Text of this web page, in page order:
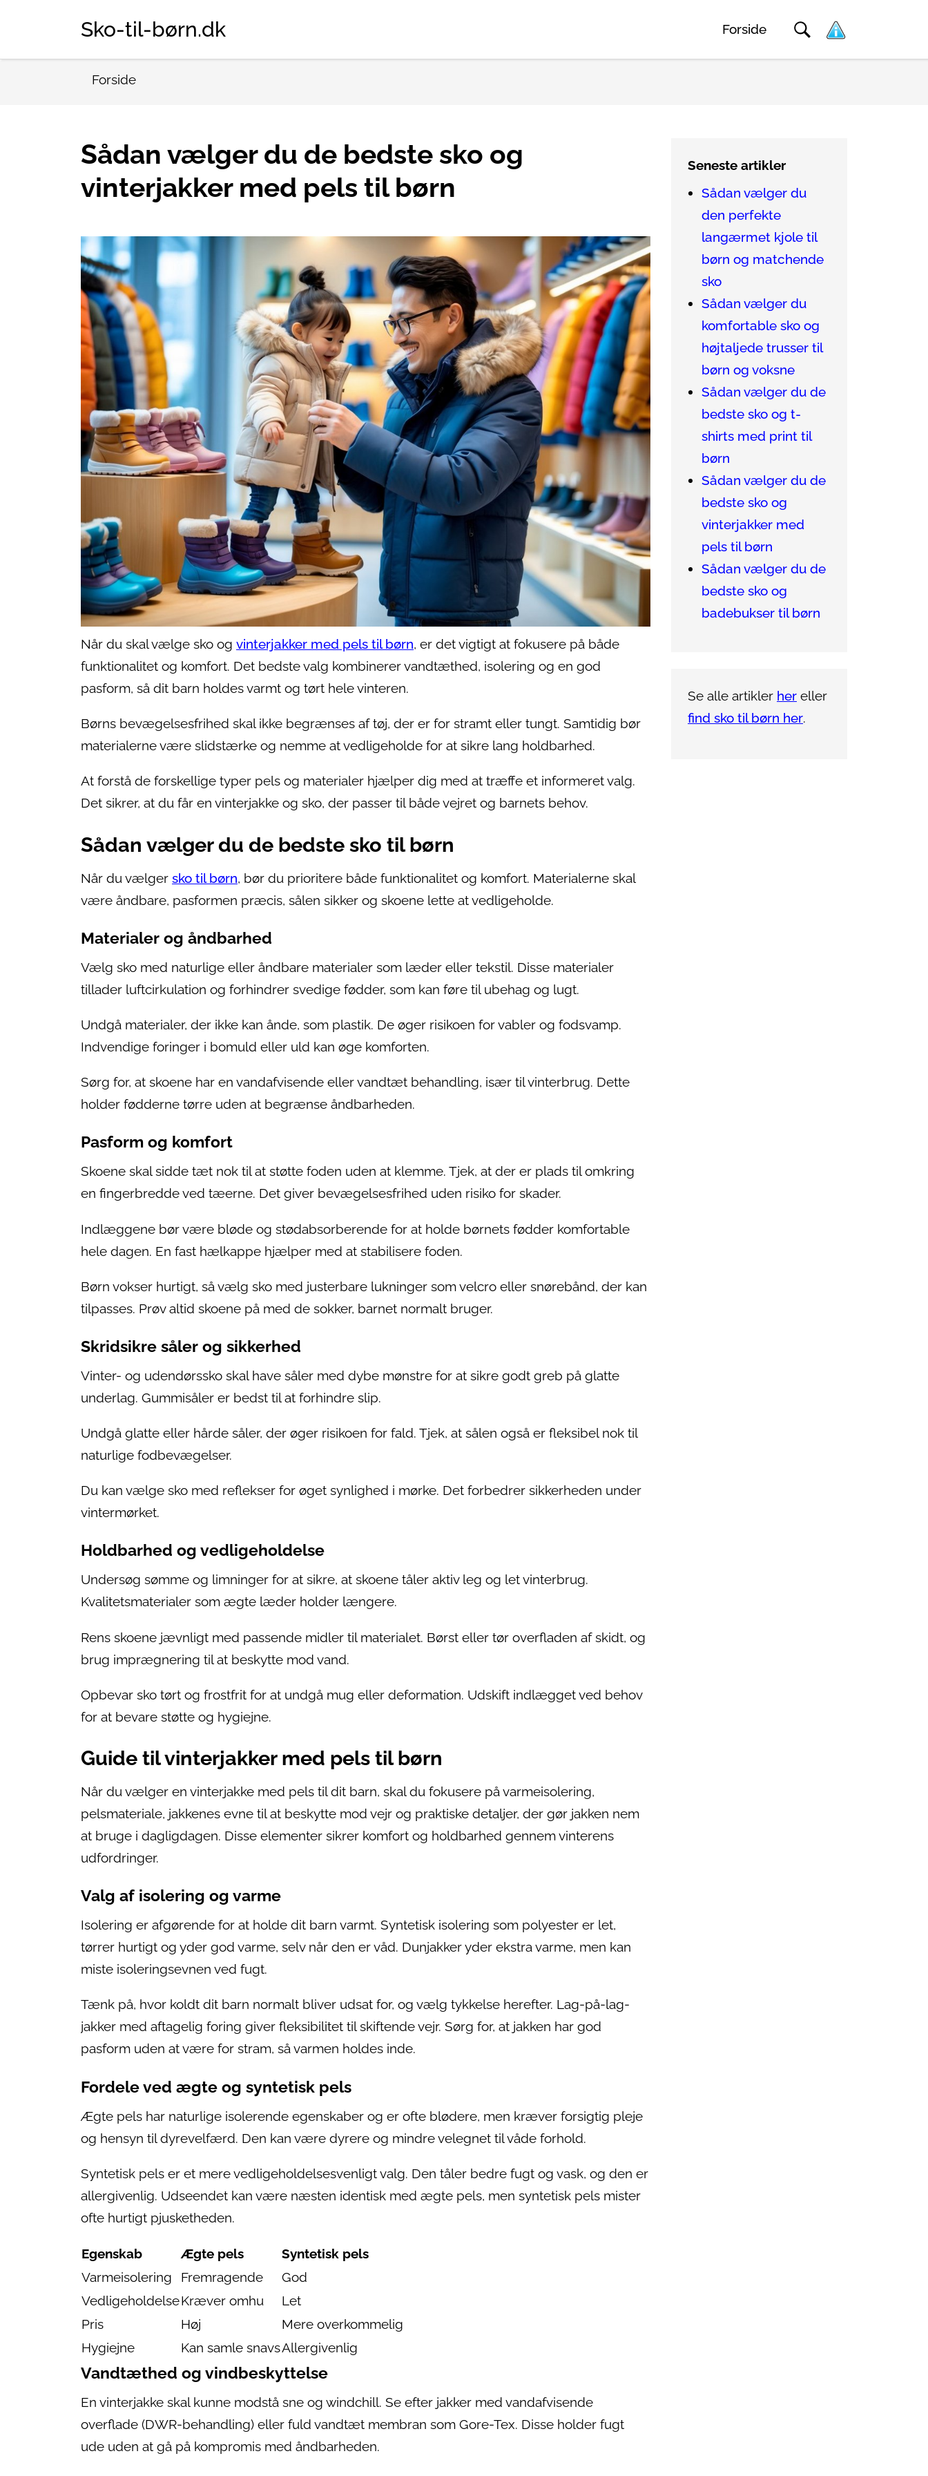
Sko-til-børn.dk Forside
Forside
Sådan vælger du de bedste sko og
vinterjakker med pels til børn
Når du skal vælge sko og vinterjakker med pels til børn, er det vigtigt at fokusere på både
funktionalitet og komfort. Det bedste valg kombinerer vandtæthed, isolering og en god
pasform, så dit barn holdes varmt og tørt hele vinteren.
Børns bevægelsesfrihed skal ikke begrænses af tøj, der er for stramt eller tungt. Samtidig bør
materialerne være slidstærke og nemme at vedligeholde for at sikre lang holdbarhed.
At forstå de forskellige typer pels og materialer hjælper dig med at træffe et informeret valg.
Det sikrer, at du får en vinterjakke og sko, der passer til både vejret og barnets behov.
Sådan vælger du de bedste sko til børn
Når du vælger sko til børn, bør du prioritere både funktionalitet og komfort. Materialerne skal
være åndbare, pasformen præcis, sålen sikker og skoene lette at vedligeholde.
Materialer og åndbarhed
Vælg sko med naturlige eller åndbare materialer som læder eller tekstil. Disse materialer
tillader luftcirkulation og forhindrer svedige fødder, som kan føre til ubehag og lugt.
Undgå materialer, der ikke kan ånde, som plastik. De øger risikoen for vabler og fodsvamp.
Indvendige foringer i bomuld eller uld kan øge komforten.
Sørg for, at skoene har en vandafvisende eller vandtæt behandling, især til vinterbrug. Dette
holder fødderne tørre uden at begrænse åndbarheden.
Pasform og komfort
Skoene skal sidde tæt nok til at støtte foden uden at klemme. Tjek, at der er plads til omkring
en fingerbredde ved tæerne. Det giver bevægelsesfrihed uden risiko for skader.
Indlæggene bør være bløde og stødabsorberende for at holde børnets fødder komfortable
hele dagen. En fast hælkappe hjælper med at stabilisere foden.
Børn vokser hurtigt, så vælg sko med justerbare lukninger som velcro eller snørebånd, der kan
tilpasses. Prøv altid skoene på med de sokker, barnet normalt bruger.
Skridsikre såler og sikkerhed
Vinter- og udendørssko skal have såler med dybe mønstre for at sikre godt greb på glatte
underlag. Gummisåler er bedst til at forhindre slip.
Undgå glatte eller hårde såler, der øger risikoen for fald. Tjek, at sålen også er fleksibel nok til
naturlige fodbevægelser.
Du kan vælge sko med reflekser for øget synlighed i mørke. Det forbedrer sikkerheden under
vintermørket.
Holdbarhed og vedligeholdelse
Undersøg sømme og limninger for at sikre, at skoene tåler aktiv leg og let vinterbrug.
Kvalitetsmaterialer som ægte læder holder længere.
Rens skoene jævnligt med passende midler til materialet. Børst eller tør overfladen af skidt, og
brug imprægnering til at beskytte mod vand.
Opbevar sko tørt og frostfrit for at undgå mug eller deformation. Udskift indlægget ved behov
for at bevare støtte og hygiejne.
Guide til vinterjakker med pels til børn
Når du vælger en vinterjakke med pels til dit barn, skal du fokusere på varmeisolering,
pelsmateriale, jakkenes evne til at beskytte mod vejr og praktiske detaljer, der gør jakken nem
at bruge i dagligdagen. Disse elementer sikrer komfort og holdbarhed gennem vinterens
udfordringer.
Valg af isolering og varme
Isolering er afgørende for at holde dit barn varmt. Syntetisk isolering som polyester er let,
tørrer hurtigt og yder god varme, selv når den er våd. Dunjakker yder ekstra varme, men kan
miste isoleringsevnen ved fugt.
Tænk på, hvor koldt dit barn normalt bliver udsat for, og vælg tykkelse herefter. Lag-på-lag-
jakker med aftagelig foring giver fleksibilitet til skiftende vejr. Sørg for, at jakken har god
pasform uden at være for stram, så varmen holdes inde.
Fordele ved ægte og syntetisk pels
Ægte pels har naturlige isolerende egenskaber og er ofte blødere, men kræver forsigtig pleje
og hensyn til dyrevelfærd. Den kan være dyrere og mindre velegnet til våde forhold.
Syntetisk pels er et mere vedligeholdelsesvenligt valg. Den tåler bedre fugt og vask, og den er
allergivenlig. Udseendet kan være næsten identisk med ægte pels, men syntetisk pels mister
ofte hurtigt pjusketheden.
Egenskab Ægte pels
Syntetisk pels
Varmeisolering
Fremragende
God
VedligeholdelseKræver omhu
Let
Pris
Høj
Mere overkommelig
Hygiejne
Kan samle snavsAllergivenlig
Vandtæthed og vindbeskyttelse
En vinterjakke skal kunne modstå sne og windchill. Se efter jakker med vandafvisende
overflade (DWR-behandling) eller fuld vandtæt membran som Gore-Tex. Disse holder fugt
ude uden at gå på kompromis med åndbarheden.
Seneste artikler
Sådan vælger du
den perfekte
langærmet kjole til
børn og matchende
sko
Sådan vælger du
komfortable sko og
højtaljede trusser til
børn og voksne
Sådan vælger du de
bedste sko og t-
shirts med print til
børn
Sådan vælger du de
bedste sko og
vinterjakker med
pels til børn
Sådan vælger du de
bedste sko og
badebukser til børn
Se alle artikler her eller
find sko til børn her.